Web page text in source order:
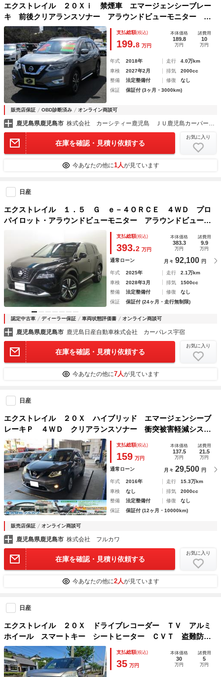
エクストレイル ２０Ｘｉ 禁煙車 エマージェンシーブレー
キ 前後クリアランスソナー アラウンドビューモニター プ
ロパイロット 全席シートヒーター 純正ドライブレコーダー
支払総額(税込)
199.8 万円
本体価格
189.8
万円
諸費用
10
万円
年式 2018年 走行
4.0万km
車検
2027年2月 排気
2000cc
整備
法定整備付 修復
なし
保証
保証付 (3ヶ月・3000km)
販売店保証 OBD診断済み オンライン商談可
鹿児島県鹿児島市
在庫を確認・見積り依頼する
お気に入り
今あなたの他に1人が見ています
日産
エクストレイル １．５ Ｇ ｅ－４ＯＲＣＥ ４ＷＤ プロ
パイロット・アラウンドビューモニター アラウンドビューカ
メラ 踏み間違い防止装置 地デジＴＶ インテリキー レー
ンアシスト メモリーナビゲーション サイドエアバック オ
ートマチックハイビーム ＡＷ
支払総額(税込)
393.2 万円
本体価格
383.3
万円
諸費用
9.9
万円
通常ローン 月々 92,100 円
年式 2025年 走行
2.1万km
車検
2028年3月 排気
1500cc
整備
法定整備付 修復
なし
保証
保証付 (24ヶ月・走行無制限)
認定中古車 ディーラー保証 車両状態評価書 オンライン商談可
鹿児島県鹿児島市 鹿児島日産自動車株式会社 カーパレス宇宿
在庫を確認・見積り依頼する
お気に入り
今あなたの他に7人が見ています
日産
エクストレイル ２０Ｘ ハイブリッド エマージェンシーブ
レーキＰ ４ＷＤ クリアランスソナー 衝突被害軽減システ
ム ＴＶ オートライト ＬＥＤヘッドランプ 電動リアゲー
ト アルミホイール スマートキー アイドリングストップ
シートヒーター ＣＶＴ 盗難防止システム
支払総額(税込)
159 万円
本体価格
137.5
万円
諸費用
21.5
万円
通常ローン 月々 29,500 円
年式 2016年 走行
15.3万km
車検
なし 排気
2000cc
整備
法定整備付 修復
なし
保証
保証付 (12ヶ月・10000km)
販売店保証 オンライン商談可
鹿児島県鹿児島市 株式会社 フルカワ
在庫を確認・見積り依頼する
お気に入り
今あなたの他に2人が見ています
日産
エクストレイル ２０Ｘ ドライブレコーダー ＴＶ アルミ
ホイール スマートキー シートヒーター ＣＶＴ 盗難防止
システム 衝突安全ボディ ＣＤ ＤＶＤ再生 ＵＳＢ Ｂｌ
ｕｅｔｏｏｔｈ ＡＢＳ エアコン パワーステアリング
支払総額(税込)
35 万円
本体価格
30
万円
諸費用
5
万円